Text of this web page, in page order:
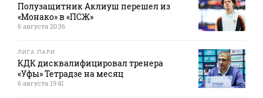
Полузащитник Аклиуш перешел из
«Монако» в «ПСЖ»
6 августа 20:36
ЛИГА ПАРИ
КДК дисквалифицировал тренера
«Уфы» Тетрадзе на месяц
6 августа 19:41